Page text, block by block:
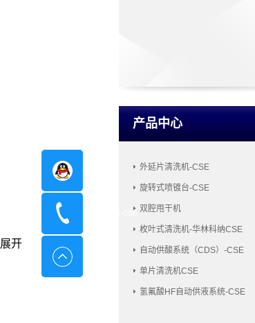
产品中心
外延片清洗机-CSE
旋转式喷镀台-CSE
双腔甩干机
枚叶式清洗机-华林科纳CSE
自动供酸系统（CDS）-CSE
单片清洗机CSE
氢氟酸HF自动供液系统-CSE
在线咨询
400-8798-096
展开